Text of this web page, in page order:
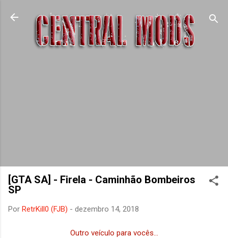
Pular para o conteúdo principal
[GTA SA] - Firela - Caminhão Bombeiros
SP
Por RetrKill0 (FJB) - dezembro 14, 2018
Outro veículo para vocês...